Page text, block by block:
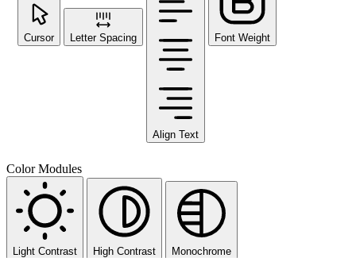
Cursor Letter Spacing
Align Text
Font Weight
Color Modules
Light Contrast High Contrast Monochrome